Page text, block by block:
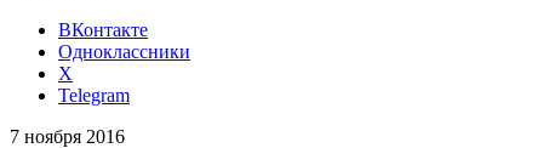
ВКонтакте
Одноклассники
X
Telegram
7 ноября 2016